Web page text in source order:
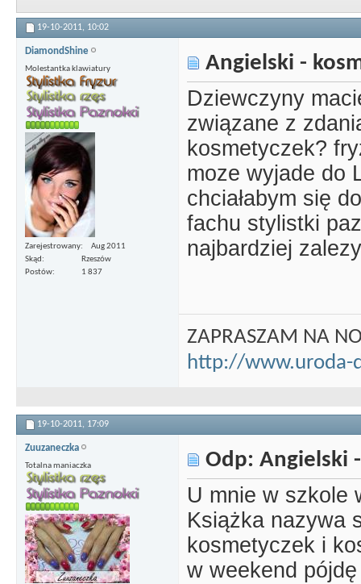
19-10-2011, 10:02
DiamondShine
Molestantka klawiatury
Zarejestrowany
Aug 2011
Skąd
Rzeszów
Postów
1 837
Angielski -
Dziewczyny
związane z
kosmetyczek?
moze wyjade do
chciałabym się
fachu stylistki
najbardziej
ZAPRASZAM NA
http://www.uroda-
19-10-2011, 17:09
Zuuzaneczka
Totalna maniaczka Odp: Angielski
U mnie w szkole
Książka nazywa
kosmetyczek i
w weekend